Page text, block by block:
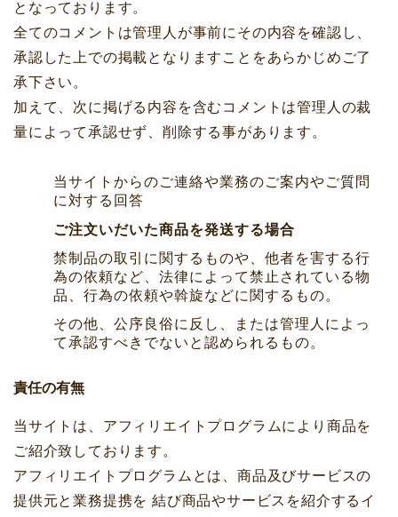
となっております。
全てのコメントは管理人が事前にその内容を確認し、
承認した上での掲載となりますことをあらかじめご了
承下さい。
加えて、次に掲げる内容を含むコメントは管理人の裁
量によって承認せず、削除する事があります。
当サイトからのご連絡や業務のご案内やご質問
に対する回答
ご注文いだいた商品を発送する場合
禁制品の取引に関するものや、他者を害する行
為の依頼など、法律によって禁止されている物
品、行為の依頼や斡旋などに関するもの。
その他、公序良俗に反し、または管理人によっ
て承認すべきでないと認められるもの。
責任の有無
当サイトは、アフィリエイトプログラムにより商品を
ご紹介致しております。
アフィリエイトプログラムとは、商品及びサービスの
提供元と業務提携を 結び商品やサービスを紹介するイ